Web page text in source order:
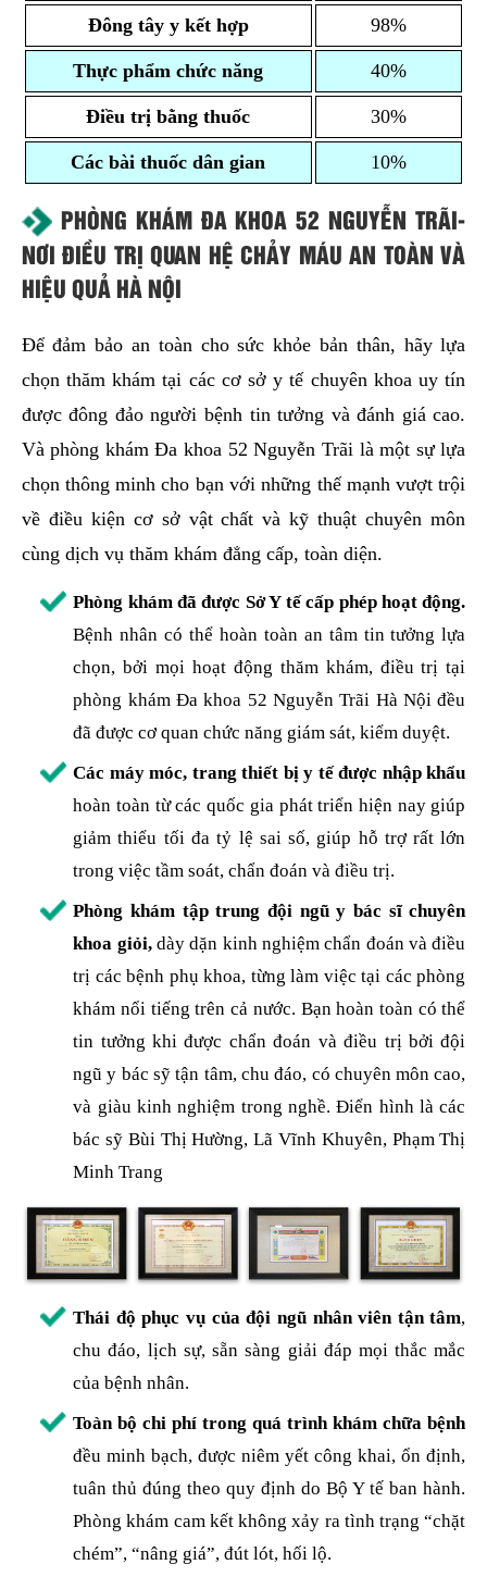
Đông tây y kết hợp 98%
Thực phẩm chức năng 40%
Điều trị bằng thuốc 30%
Các bài thuốc dân gian 10%
PHÒNG KHÁM ĐA KHOA 52 NGUYỄN TRÃI-
NƠI ĐIỀU TRỊ QUAN HỆ CHẢY MÁU AN TOÀN VÀ
HIỆU QUẢ HÀ NỘI
Để đảm bảo an toàn cho sức khỏe bản thân, hãy lựa
chọn thăm khám tại các cơ sở y tế chuyên khoa uy tín
được đông đảo người bệnh tin tưởng và đánh giá cao.
Và phòng khám Đa khoa 52 Nguyễn Trãi là một sự lựa
chọn thông minh cho bạn với những thế mạnh vượt trội
về điều kiện cơ sở vật chất và kỹ thuật chuyên môn
cùng dịch vụ thăm khám đẳng cấp, toàn diện.
Phòng khám đã được Sở Y tế cấp phép hoạt động.
Bệnh nhân có thể hoàn toàn an tâm tin tưởng lựa
chọn, bởi mọi hoạt động thăm khám, điều trị tại
phòng khám Đa khoa 52 Nguyễn Trãi Hà Nội đều
đã được cơ quan chức năng giám sát, kiểm duyệt.
Các máy móc, trang thiết bị y tế được nhập khẩu
hoàn toàn từ các quốc gia phát triển hiện nay giúp
giảm thiểu tối đa tỷ lệ sai số, giúp hỗ trợ rất lớn
trong việc tầm soát, chẩn đoán và điều trị.
Phòng khám tập trung đội ngũ y bác sĩ chuyên
khoa giỏi, dày dặn kinh nghiệm chẩn đoán và điều
trị các bệnh phụ khoa, từng làm việc tại các phòng
khám nổi tiếng trên cả nước. Bạn hoàn toàn có thể
tin tưởng khi được chẩn đoán và điều trị bởi đội
ngũ y bác sỹ tận tâm, chu đáo, có chuyên môn cao,
và giàu kinh nghiệm trong nghề. Điển hình là các
bác sỹ Bùi Thị Hường, Lã Vĩnh Khuyên, Phạm Thị
Minh Trang
Thái độ phục vụ của đội ngũ nhân viên tận tâm,
chu đáo, lịch sự, sẵn sàng giải đáp mọi thắc mắc
của bệnh nhân.
Toàn bộ chi phí trong quá trình khám chữa bệnh
đều minh bạch, được niêm yết công khai, ổn định,
tuân thủ đúng theo quy định do Bộ Y tế ban hành.
Phòng khám cam kết không xảy ra tình trạng “chặt
chém”, “nâng giá”, đút lót, hối lộ.